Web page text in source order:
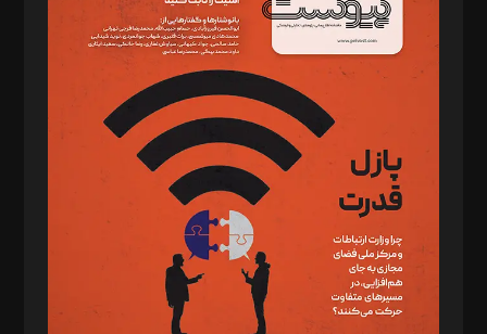
د‌بیر خدمت و تجارت: ابوالفضل رجبی
د‌بیر حقوق فناوری: حسام‌الدین ایپکچی
د‌بیر پیوست جهان: مینا پاکدل
د‌بیر تحریریه آنلاین: بابک نقاش
تحریریه‌: مجتبی محمود‌ی، آرش برهمند، یسنا امان‌پور، سروش کرمیان،
مصطفی مسجدی آرانی، ابوالفضل رجبی، زهرا فکرانه، فائزه فتحی
رستمی،مصطفی باستان
ویرایش: نگار استاد‌‌آقا
طراح یونیفرم: مجید توکلی
فیلمبرداری و عکاسی: امیر شفیعی، مانی لطفی زاده
گرافیک و صفحه‌آرایی: سید‌سبحان‌علی ثابت